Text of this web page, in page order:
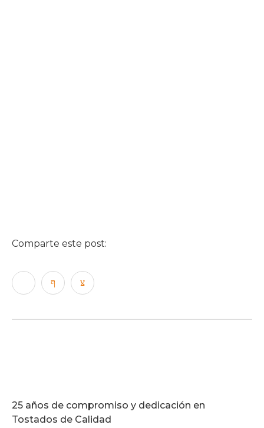
Comparte este post:
25 años de compromiso y dedicación en
Tostados de Calidad